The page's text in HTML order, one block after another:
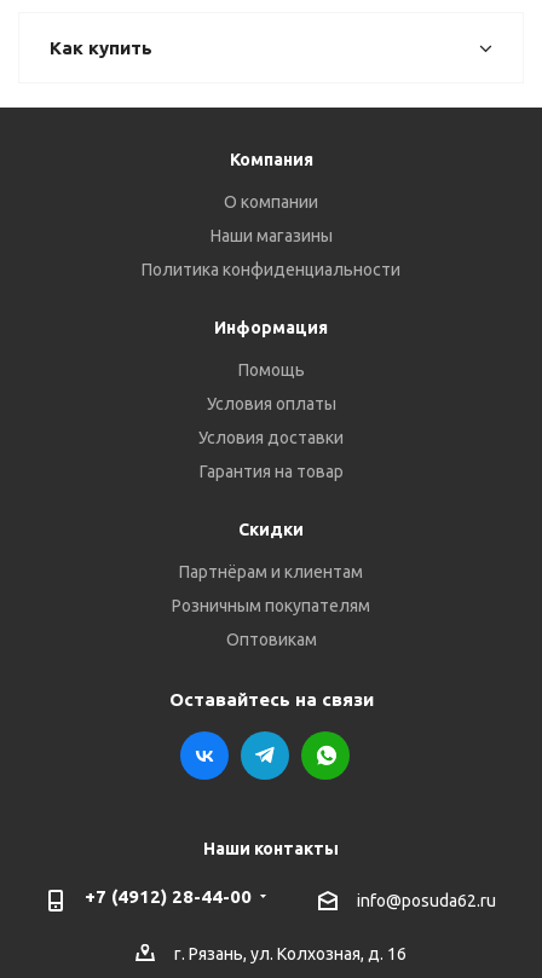
Как купить
Компания
О компании
Наши магазины
Политика конфиденциальности
Информация
Помощь
Условия оплаты
Условия доставки
Гарантия на товар
Скидки
Партнёрам и клиентам
Розничным покупателям
Оптовикам
Оставайтесь на связи
Наши контакты
+7 (4912) 28-44-00 info@posuda62.ru
г. Рязань, ул. Колхозная, д. 16